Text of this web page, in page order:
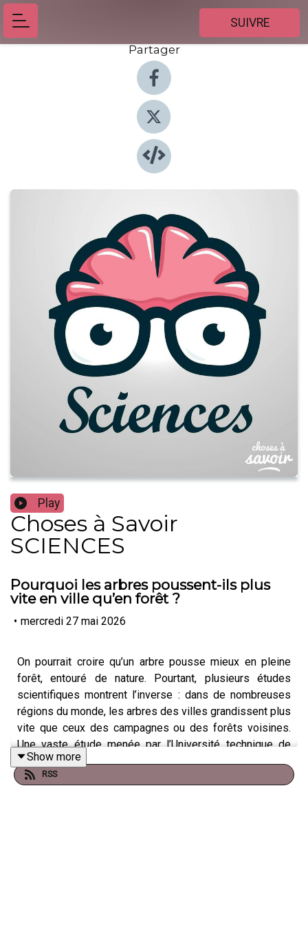
SUIVRE
Partager
Play
Choses à Savoir
SCIENCES
Pourquoi les arbres poussent-ils plus
vite en ville qu’en forêt ?
• mercredi 27 mai 2026
On pourrait croire qu’un arbre pousse mieux en pleine
forêt, entouré de nature. Pourtant, plusieurs études
scientifiques montrent l’inverse : dans de nombreuses
régions du monde, les arbres des villes grandissent plus
vite que ceux des campagnes ou des forêts voisines.
Une vaste étude menée par l’Université technique de
Munich et publiée dans Nature Scientific Reports a
confirmé ce phénomène étonnant.
Show more
RSS